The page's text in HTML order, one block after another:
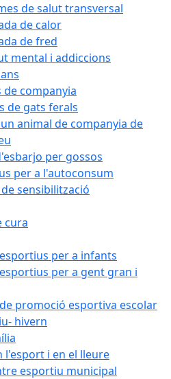
de salut transversal
de calor
de fred
mental i addiccions
de companyia
de gats ferals
animal de companyia de
per gossos
per a l'autoconsum
sensibilització
cura
per a infants
per a gent gran i
promoció esportiva escolar
hivern
l'esport i en el lleure
esportiu municipal